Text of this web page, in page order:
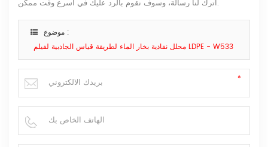
اترك لنا رسالة، وسوف نقوم بالرد عليك في أسرع وقت ممكن.
موضوع :
محلل نفاذية بخار الماء لطريقة قياس الجاذبية لفيلم LDPE - W533